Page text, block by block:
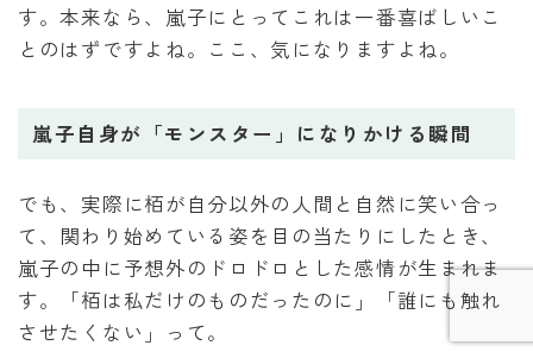
す。本来なら、嵐子にとってこれは一番喜ばしいこ
とのはずですよね。ここ、気になりますよね。
嵐子自身が「モンスター」になりかける瞬間
でも、実際に栢が自分以外の人間と自然に笑い合っ
て、関わり始めている姿を目の当たりにしたとき、
嵐子の中に予想外のドロドロとした感情が生まれま
す。「栢は私だけのものだったのに」「誰にも触れ
させたくない」って。